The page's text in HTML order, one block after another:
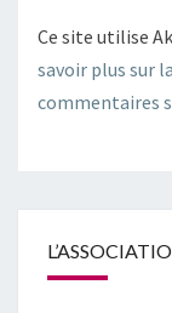
Ce site utilise
savoir plus sur
commentaires